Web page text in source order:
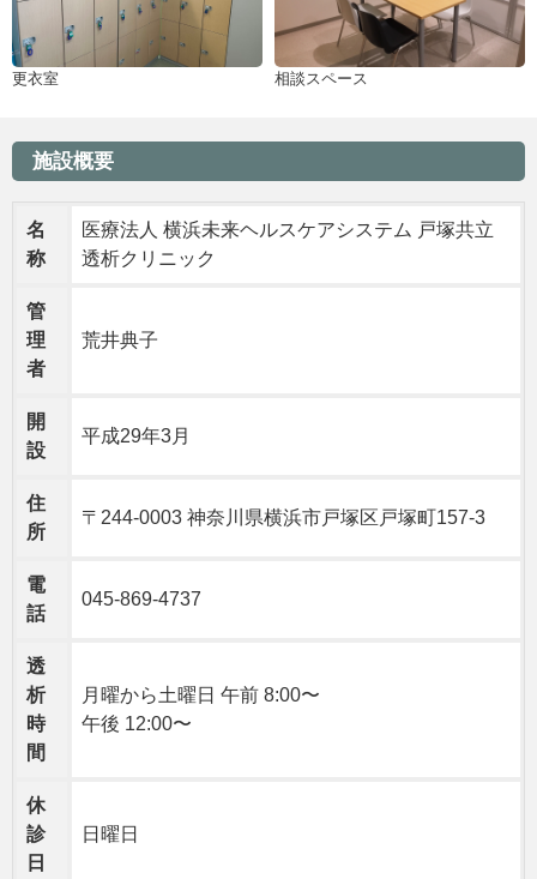
更衣室 相談スペース
施設概要
名
称
医療法人 横浜未来ヘルスケアシステム 戸塚共立
透析クリニック
管
理
者
荒井典子
開
設
平成29年3月
住
所
〒244-0003 神奈川県横浜市戸塚区戸塚町157-3
電
話
045-869-4737
透
析
時
間
月曜から土曜日 午前 8:00〜
午後 12:00〜
休
診
日
日曜日